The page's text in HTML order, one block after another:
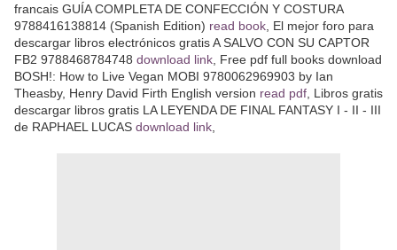
francais GUÍA COMPLETA DE CONFECCIÓN Y COSTURA
9788416138814 (Spanish Edition) read book , El mejor foro para
descargar libros electrónicos gratis A SALVO CON SU CAPTOR
FB2 9788468784748 download link , Free pdf full books download
BOSH!: How to Live Vegan MOBI 9780062969903 by Ian
Theasby, Henry David Firth English version read pdf , Libros gratis
descargar libros gratis LA LEYENDA DE FINAL FANTASY I - II - III
de RAPHAEL LUCAS download link